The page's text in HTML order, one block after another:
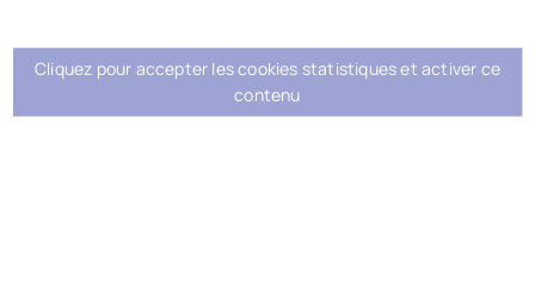
Cliquez pour accepter les cookies statistiques et activer ce
contenu